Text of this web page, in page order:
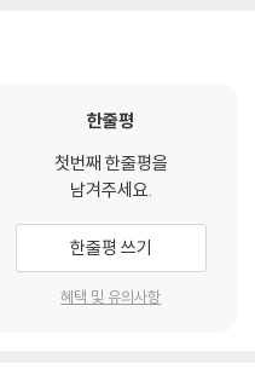
한줄평
첫번째 한줄평을
남겨주세요.
한줄평 쓰기
혜택 및 유의사항